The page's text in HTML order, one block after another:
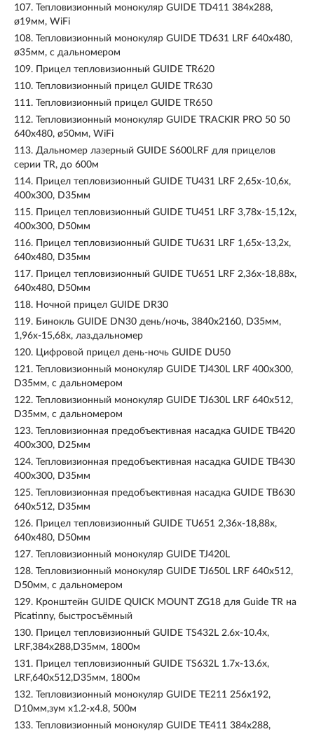
107. Тепловизионный монокуляр GUIDE TD411 384х288,
ø19мм, WiFi
108. Тепловизионный монокуляр GUIDE TD631 LRF 640х480,
ø35мм, с дальномером
109.
Прицел тепловизионный GUIDE TR620
110. Тепловизионный прицел GUIDE TR630
111. Тепловизионный прицел GUIDE TR650
112. Тепловизионный монокуляр GUIDE TRACKIR PRO 50 50
640х480, ø50мм, WiFi
113. Дальномер лазерный GUIDE S600LRF для прицелов
серии TR, до 600м
114.
Прицел тепловизионный GUIDE TU431 LRF 2,65x-10,6x,
400x300, D35мм
115.
Прицел тепловизионный GUIDE TU451 LRF 3,78x-15,12x,
400x300, D50мм
116.
Прицел тепловизионный GUIDE TU631 LRF 1,65x-13,2x,
640x480, D35мм
117.
Прицел тепловизионный GUIDE TU651 LRF 2,36x-18,88x,
640x480, D50мм
118. Ночной прицел GUIDE DR30
119. Бинокль GUIDE DN30 день/ночь, 3840х2160, D35мм,
1,96x-15,68х, лаз.дальномер
120. Цифровой прицел день-ночь GUIDE DU50
121. Тепловизионный монокуляр GUIDE TJ430L LRF 400х300,
D35мм, с дальномером
122. Тепловизионный монокуляр GUIDE TJ630L LRF 640х512,
D35мм, с дальномером
123. Тепловизионная предобъективная насадка GUIDE TB420
400x300, D25мм
124. Тепловизионная предобъективная насадка GUIDE TB430
400x300, D35мм
125. Тепловизионная предобъективная насадка GUIDE TB630
640x512, D35мм
126.
Прицел тепловизионный GUIDE TU651 2,36x-18,88x,
640x480, D50мм
127. Тепловизионный монокуляр GUIDE TJ420L
128. Тепловизионный монокуляр GUIDE TJ650L LRF 640х512,
D50мм, с дальномером
129. Кронштейн GUIDE QUICK MOUNT ZG18 для Guide TR на
Picatinny, быстросъёмный
130.
Прицел тепловизионный GUIDE TS432L 2.6x-10.4x,
LRF,384x288,D35мм, 1800м
131.
Прицел тепловизионный GUIDE TS632L 1.7x-13.6x,
LRF,640x512,D35мм, 1800м
132. Тепловизионный монокуляр GUIDE TE211 256х192,
D10мм,зум x1.2-x4.8, 500м
133. Тепловизионный монокуляр GUIDE TE411 384x288,